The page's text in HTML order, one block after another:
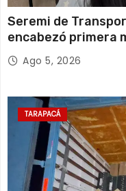
Seremi de
encabezó primera
retiro de cables en
Ago 5, 2026
TARAPACÁ